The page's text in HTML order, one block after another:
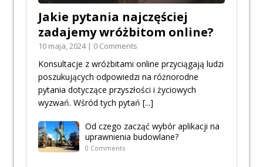
Jakie pytania najczęściej
zadajemy wróżbitom online?
10 maja, 2024 | 0 Comments
Konsultacje z wróżbitami online przyciągają ludzi
poszukujących odpowiedzi na różnorodne
pytania dotyczące przyszłości i życiowych
wyzwań. Wśród tych pytań [...]
Od czego zacząć wybór aplikacji na
uprawnienia budowlane?
0 Comments